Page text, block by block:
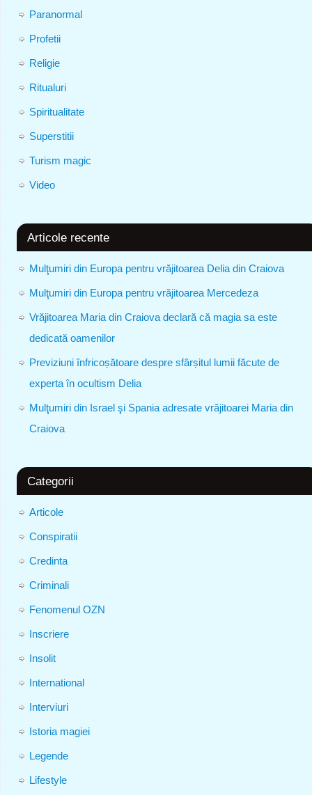
Paranormal
Profetii
Religie
Ritualuri
Spiritualitate
Superstitii
Turism magic
Video
Articole recente
Mulţumiri din Europa pentru vrăjitoarea Delia din Craiova
Mulţumiri din Europa pentru vrăjitoarea Mercedeza
Vrăjitoarea Maria din Craiova declară că magia sa este
dedicată oamenilor
Previziuni înfricoșătoare despre sfârșitul lumii făcute de
experta în ocultism Delia
Mulţumiri din Israel şi Spania adresate vrăjitoarei Maria din
Craiova
Categorii
Articole
Conspiratii
Credinta
Criminali
Fenomenul OZN
Inscriere
Insolit
International
Interviuri
Istoria magiei
Legende
Lifestyle